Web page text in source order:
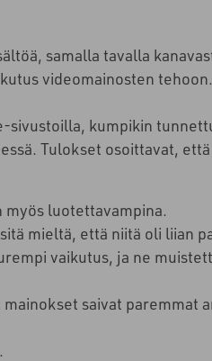
samalla tavalla
videomainosten tehoon.
sivustoilla, kumpikin
Tulokset osoittavat, että
luotettavampina.
mieltä, että niitä oli liian
vaikutus, ja ne
saivat paremmat